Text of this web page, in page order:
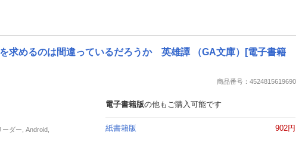
めるのは間違っているだろうか 英雄譚 （GA文庫）[電子書籍
商品番号：4524815619690
ダー, Android,
電子書籍版の他もご購入可能です
紙書籍版 902円